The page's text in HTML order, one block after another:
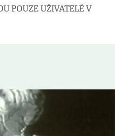
POUZE UŽIVATELÉ V